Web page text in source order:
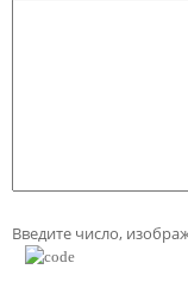
Введите число,